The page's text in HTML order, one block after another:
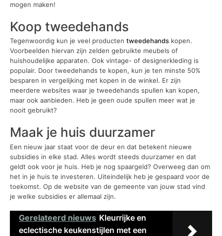
mogen maken!
Koop tweedehands
Tegenwoordig kun je veel producten tweedehands kopen.
Voorbeelden hiervan zijn zelden gebruikte meubels of
huishoudelijke apparaten. Ook vintage- of designerkleding is
populair. Door tweedehands te kopen, kun je ten minste 50%
besparen in vergelijking met kopen in de winkel. Er zijn
meerdere websites waar je tweedehands spullen kan kopen,
maar ook aanbieden. Heb je geen oude spullen meer wat je
nooit gebruikt?
Maak je huis duurzamer
Een nieuw jaar staat voor de deur en dat betekent nieuwe
subsidies in elke stad. Alles wordt steeds duurzamer en dat
geldt ook voor je huis. Heb je nog spaargeld? Overweeg dan om
het in je huis te investeren. Uiteindelijk heb je gespaard voor de
toekomst. Op de website van de gemeente van jouw stad vind
je welke subsidies er allemaal zijn.
Gerelateerd nieuws Kleurrijke en
eclectische keukenstijlen met een